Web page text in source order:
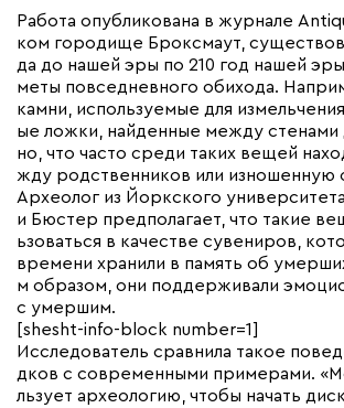
Работа опубликована в журнале
ком городище Броксмаут,
да до нашей эры по 210 год нашей
меты повседневного обихода.
камни, используемые для
ые ложки, найденные между стенами
но, что часто среди таких вещей
жду родственников или изношенную
Археолог из Йоркского
и Бюстер предполагает, что такие
ьзоваться в качестве сувениров,
времени хранили в память об
м образом, они поддерживали
с умершим.
[shesht-info-block number=1]
Исследователь сравнила такое
дков с современными примерами.
льзует археологию, чтобы начать